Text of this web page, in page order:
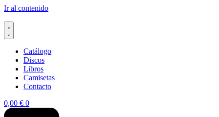
Ir al contenido
Catálogo
Discos
Libros
Camisetas
Contacto
0,00 € 0